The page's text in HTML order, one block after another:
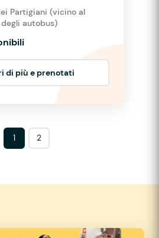
Partigiani (vicino al
autobus)
di più e prenotati
1 2